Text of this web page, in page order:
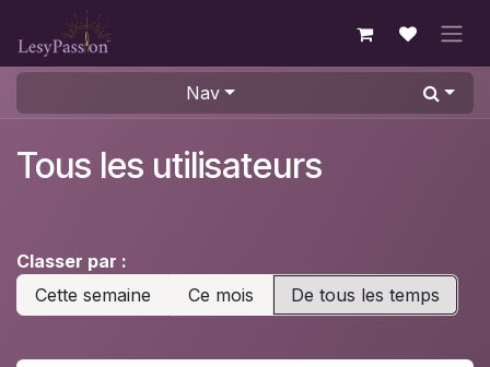
Se rendre au contenu
Nav
Tous les utilisateurs
Classer par :
Cette semaine
Ce mois De tous les temps